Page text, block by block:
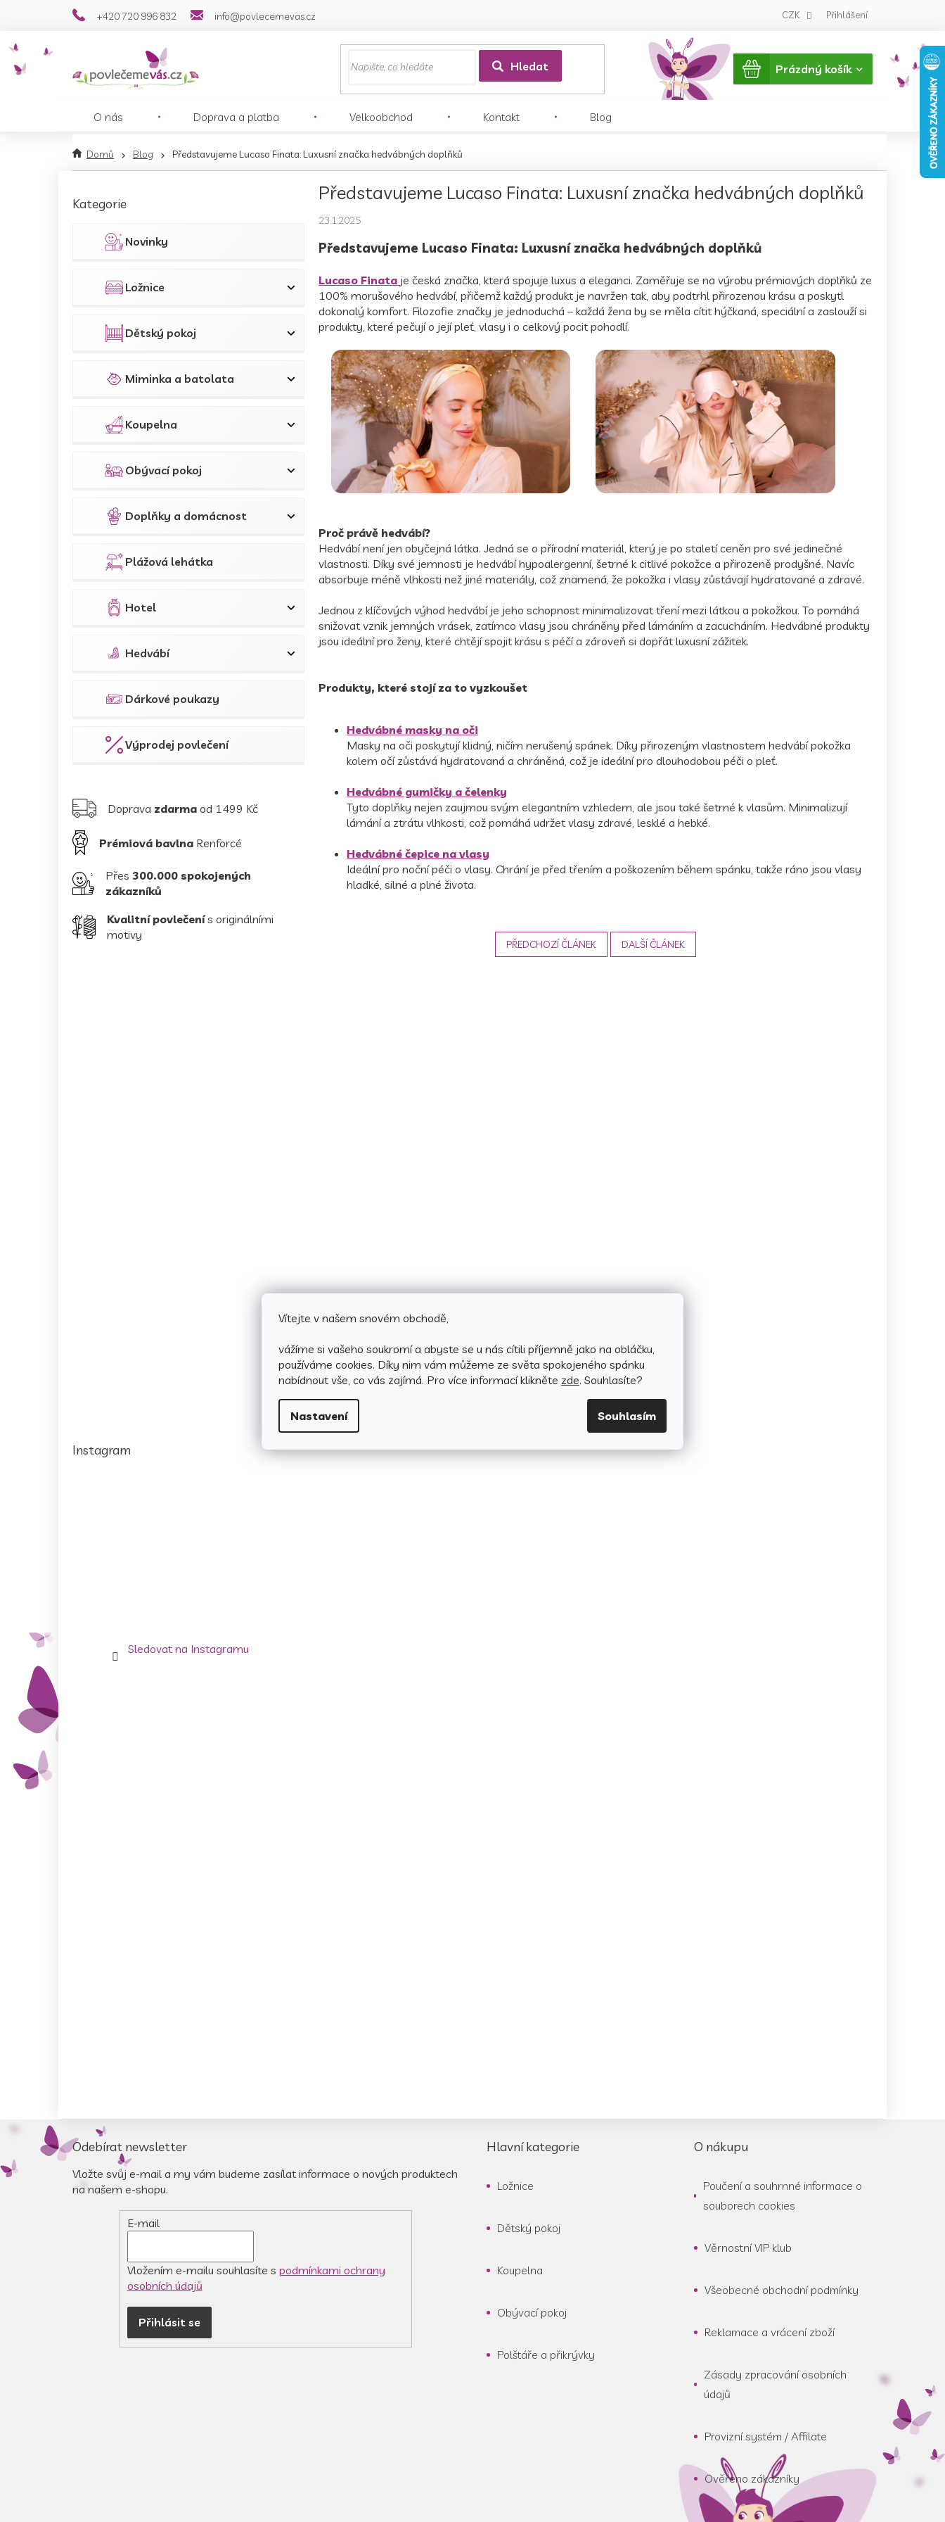
Vítejte v našem snovém obchodě,
vážíme si vašeho soukromí a abyste se u nás cítili příjemně jako na obláčku,
používáme cookies. Díky nim vám můžeme ze světa spokojeného spánku
nabídnout vše, co vás zajímá. Pro více informací klikněte zde. Souhlasíte?
Nastavení Souhlasím
+420 720 996 832 info@povlecemevas.cz CZK Přihlášení
Hledat
Nákupní
košík
Prázdný košík
O nás Doprava a platba Velkoobchod Kontakt Blog
Domů Blog Představujeme Lucaso Finata: Luxusní značka hedvábných doplňků
kategorie
Kategorie
Novinky
Ložnice
Dětský pokoj
Miminka a batolata
Koupelna
Obývací pokoj
Doplňky a domácnost
Plážová lehátka
Hotel
Hedvábí
Dárkové poukazy
Výprodej povlečení
Doprava zdarma od 1499 Kč
Prémiová bavlna Renforcé
Přes 300.000 spokojených
zákazníků
Kvalitní povlečenís originálními
motivy
Instagram
Sledovat na Instagramu
Představujeme Lucaso Finata: Luxusní značka hedvábných doplňků
23.1.2025
Představujeme Lucaso Finata: Luxusní značka hedvábných doplňků
Lucaso Finata je česká značka, která spojuje luxus a eleganci. Zaměřuje se na výrobu prémiových doplňků ze
100% morušového hedvábí, přičemž každý produkt je navržen tak, aby podtrhl přirozenou krásu a poskytl
dokonalý komfort. Filozofie značky je jednoduchá – každá žena by se měla cítit hýčkaná, speciální a zaslouží si
produkty, které pečují o její pleť, vlasy i o celkový pocit pohodlí.
Proč právě hedvábí?
Hedvábí není jen obyčejná látka. Jedná se o přírodní materiál, který je po staletí ceněn pro své jedinečné
vlastnosti. Díky své jemnosti je hedvábí hypoalergenní, šetrné k citlivé pokožce a přirozeně prodyšné. Navíc
absorbuje méně vlhkosti než jiné materiály, což znamená, že pokožka i vlasy zůstávají hydratované a zdravé.
Jednou z klíčových výhod hedvábí je jeho schopnost minimalizovat tření mezi látkou a pokožkou. To pomáhá
snižovat vznik jemných vrásek, zatímco vlasy jsou chráněny před lámáním a zacucháním. Hedvábné produkty
jsou ideální pro ženy, které chtějí spojit krásu s péčí a zároveň si dopřát luxusní zážitek.
Produkty, které stojí za to vyzkoušet
Hedvábné masky na oči
Masky na oči poskytují klidný, ničím nerušený spánek. Díky přirozeným vlastnostem hedvábí pokožka
kolem očí zůstává hydratovaná a chráněná, což je ideální pro dlouhodobou péči o pleť.
Hedvábné gumičky a čelenky
Tyto doplňky nejen zaujmou svým elegantním vzhledem, ale jsou také šetrné k vlasům. Minimalizují
lámání a ztrátu vlhkosti, což pomáhá udržet vlasy zdravé, lesklé a hebké.
Hedvábné čepice na vlasy
Ideální pro noční péči o vlasy. Chrání je před třením a poškozením během spánku, takže ráno jsou vlasy
hladké, silné a plné života.
PŘEDCHOZÍ ČLÁNEK DALŠÍ ČLÁNEK
a
Odebírat newsletter
Vložte svůj e-mail a my vám budeme zasílat informace o nových produktech
na našem e-shopu.
E-mail
Vložením e-mailu souhlasíte s podmínkami ochrany
osobních údajů
Přihlásit se
Hlavní kategorie
Ložnice
Dětský pokoj
Koupelna
Obývací pokoj
Polštáře a přikrývky
O nákupu
Poučení a souhrnné informace o
souborech cookies
Věrnostní VIP klub
Všeobecné obchodní podmínky
Reklamace a vrácení zboží
Zásady zpracování osobních
údajů
Provizní systém / Affilate
Ověřeno zákazníky